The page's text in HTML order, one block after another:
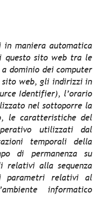
maniera automatica
questo sito web tra le
dominio dei computer
web, gli indirizzi in
Identifier), l’orario
nel sottoporre la
le caratteristiche del
utilizzati dal
temporali della
di permanenza su
relativi alla sequenza
parametri relativi al
informatico